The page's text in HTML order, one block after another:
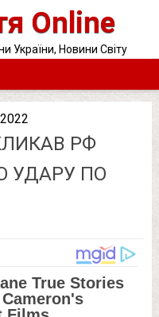
Online
України, Новини Світу
РФ
УДАРУ ПО